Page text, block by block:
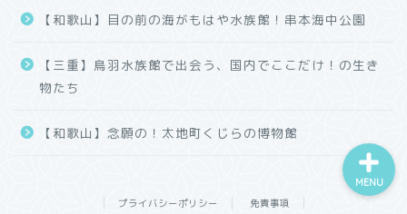
【和歌山】目の前の海がもはや水族館！串本海中公園
【三重】鳥羽水族館で出会う、国内でここだけ！の生き
物たち
【和歌山】念願の！太地町くじらの博物館
プライバシーポリシー 免責事項
MENU
プロフィール
カテゴリー